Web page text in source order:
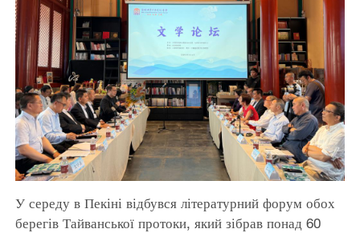
У середу в Пекіні відбувся літературний форум обох
берегів Тайванської протоки, який зібрав понад 60